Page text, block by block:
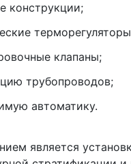
конструкции;
клапаны;
трубопроводов;
автоматику.
является